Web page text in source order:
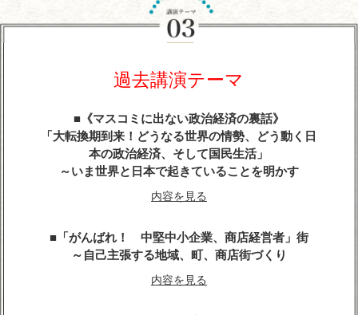
～世界大乱の今こそ、求められるトップ・リーダー
像
今こそ、躍動感とエネルギーにあふれる勇者が求め
内容を見る
武田信玄の軍師・山本勘助が教える「風林火山」の
兵法に学ぶ経営学
内容を見る
天璋院・篤姫―女の戦（いくさ）
内容を見る
過去講演テーマ
《マスコミに出ない政治経済の裏話》
「大転換期到来！どうなる世界の情勢、どう動く日
本の政治経済、そして国民生活」
～いま世界と日本で起きていることを明かす
内容を見る
「がんばれ！ 中堅中小企業、商店経営者」街
～自己主張する地域、町、商店街づくり
内容を見る